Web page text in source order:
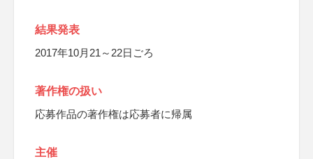
結果発表
2017年10月21～22日ごろ
著作権の扱い
応募作品の著作権は応募者に帰属
主催